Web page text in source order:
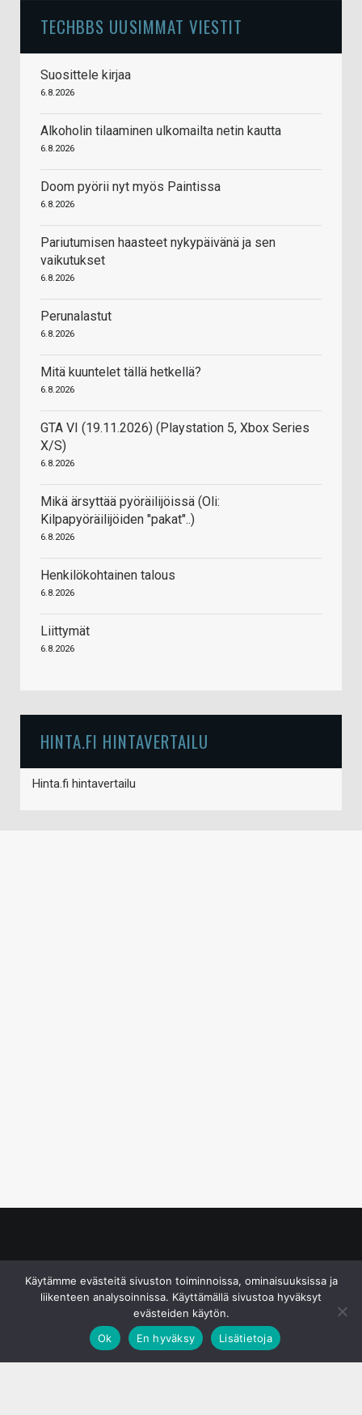
TECHBBS UUSIMMAT VIESTIT
Suosittele kirjaa
6.8.2026
Alkoholin tilaaminen ulkomailta netin kautta
6.8.2026
Doom pyörii nyt myös Paintissa
6.8.2026
Pariutumisen haasteet nykypäivänä ja sen
vaikutukset
6.8.2026
Perunalastut
6.8.2026
Mitä kuuntelet tällä hetkellä?
6.8.2026
GTA VI (19.11.2026) (Playstation 5, Xbox Series
X/S)
6.8.2026
Mikä ärsyttää pyöräilijöissä (Oli:
Kilpapyöräilijöiden "pakat"..)
6.8.2026
Henkilökohtainen talous
6.8.2026
Liittymät
6.8.2026
HINTA.FI HINTAVERTAILU
Hinta.fi hintavertailu
Käytämme evästeitä sivuston toiminnoissa, ominaisuuksissa ja
liikenteen analysoinnissa. Käyttämällä sivustoa hyväksyt
evästeiden käytön.
Ok
En hyväksy Lisätietoja